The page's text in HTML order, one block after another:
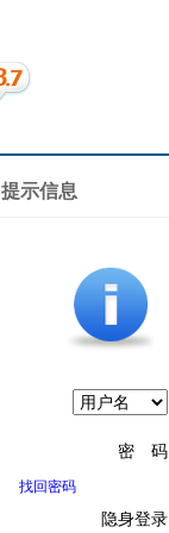
提示信息
密 码
找回密码
隐身登录